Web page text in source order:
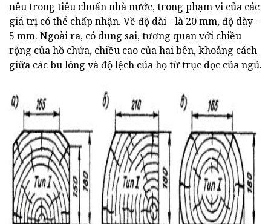
nêu trong tiêu chuẩn nhà nước, trong phạm vi của các
giá trị có thể chấp nhận. Về độ dài - là 20 mm, độ dày -
5 mm. Ngoài ra, có dung sai, tương quan với chiều
rộng của hồ chứa, chiều cao của hai bên, khoảng cách
giữa các bu lông và độ lệch của họ từ trục dọc của ngủ.